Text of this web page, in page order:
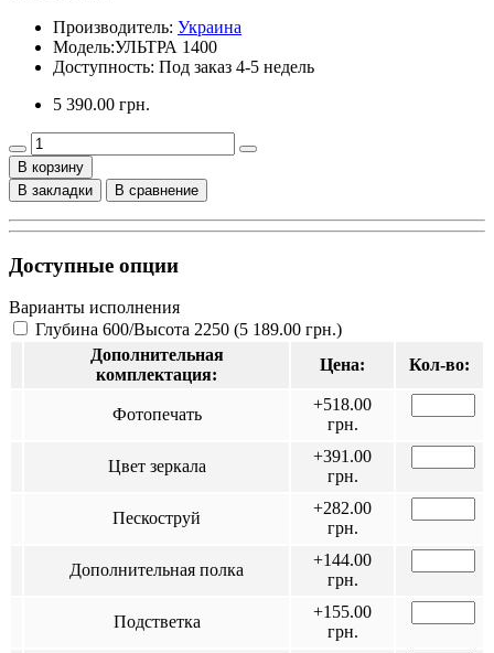
Производитель: Украина
Модель:УЛЬТРА 1400
Доступность: Под заказ 4-5 недель
5 390.00 грн.
В корзину
В закладки
В сравнение
Доступные опции
Варианты исполнения
Глубина 600/Высота 2250 (5 189.00 грн.)
Дополнительная
комплектация:
Цена: Кол-во:
Фотопечать
+518.00
грн.
Цвет зеркала
+391.00
грн.
Пескоструй
+282.00
грн.
Дополнительная полка
+144.00
грн.
Подстветка
+155.00
грн.